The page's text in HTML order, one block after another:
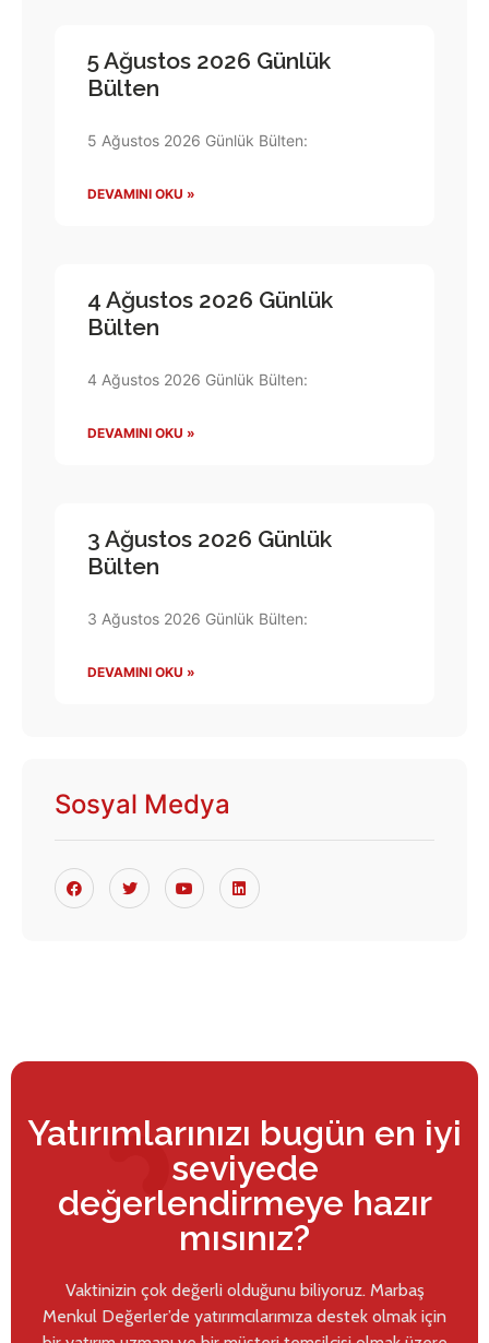
5 Ağustos 2026 Günlük
Bülten
5 Ağustos 2026 Günlük Bülten:
DEVAMINI OKU »
4 Ağustos 2026 Günlük
Bülten
4 Ağustos 2026 Günlük Bülten:
DEVAMINI OKU »
3 Ağustos 2026 Günlük
Bülten
3 Ağustos 2026 Günlük Bülten:
DEVAMINI OKU »
Sosyal Medya
Yatırımlarınızı bugün en iyi
seviyede
değerlendirmeye hazır
mısınız?
Vaktinizin çok değerli olduğunu biliyoruz. Marbaş
Menkul Değerler’de yatırımcılarımıza destek olmak için